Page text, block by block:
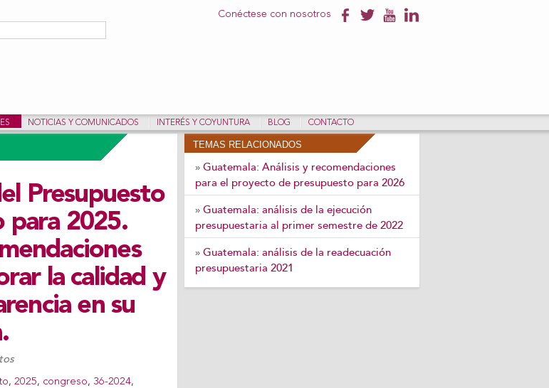
contenido
Conéctese con nosotros
NOTICIAS Y COMUNICADOS INTERÉS Y COYUNTURA BLOG CONTACTO
Presupuesto
para 2025.
la calidad y
en su
, 2025, congreso, 36-2024,
TEMAS RELACIONADOS
» Guatemala: Análisis y recomendaciones
para el proyecto de presupuesto para 2026
» Guatemala: análisis de la ejecución
presupuestaria al primer semestre de 2022
» Guatemala: análisis de la readecuación
presupuestaria 2021